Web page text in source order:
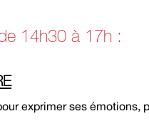
14h30 à 17h :
exprimer ses émotions,